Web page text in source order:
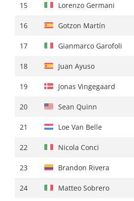
15 Lorenzo Germani
16 Gotzon Martín
17 Gianmarco Garofoli
18 Juan Ayuso
19 Jonas Vingegaard
20 Sean Quinn
21 Loe Van Belle
22 Nicola Conci
23 Brandon Rivera
24 Matteo Sobrero
15 Matteo Sobrero
16 Brandon Rivera
17 Alex Aranburu
18 Louis Vervaeke
19 Jordan Jegat
20 Lorenzo Germani
21 Ethan Hayter
22 Ion Izagirre
23 Isaac Del Toro
24 Alex Baudin